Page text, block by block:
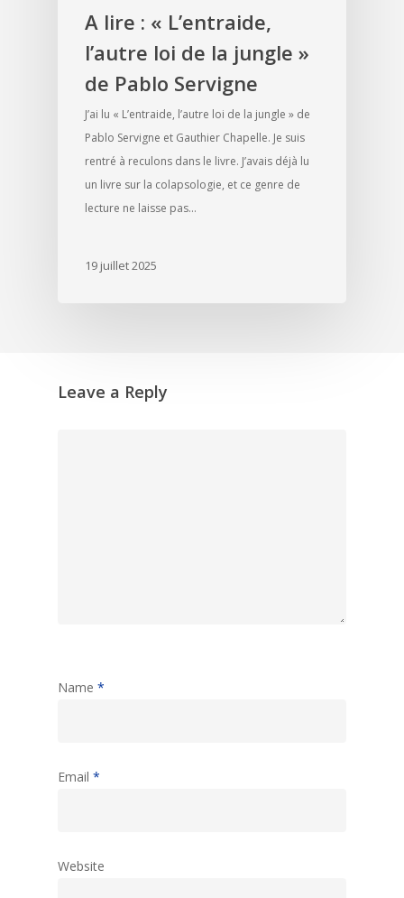
A lire : « L’entraide,
l’autre loi de la jungle »
de Pablo Servigne
J’ai lu « L’entraide, l’autre loi de la jungle » de
Pablo Servigne et Gauthier Chapelle. Je suis
rentré à reculons dans le livre. J’avais déjà lu
un livre sur la colapsologie, et ce genre de
lecture ne laisse pas…
19 juillet 2025
Leave a Reply
Name *
Email *
Website